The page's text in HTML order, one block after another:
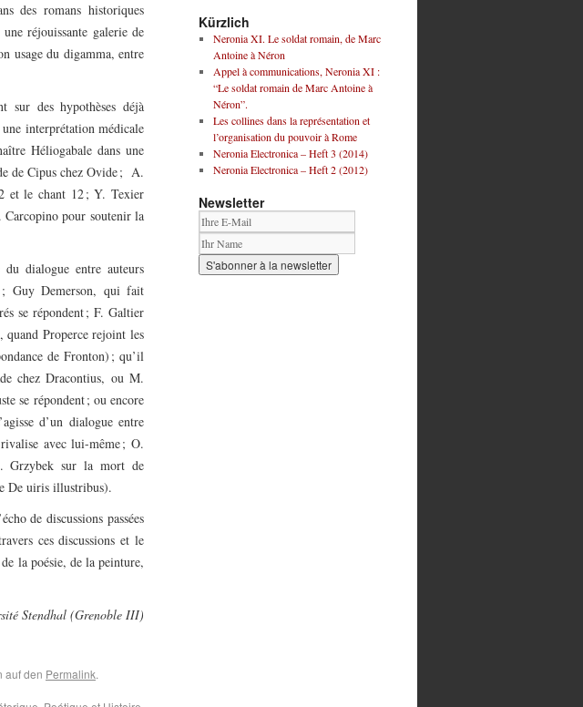
des romans historiques
réjouissante galerie de
usage du digamma, entre
sur des hypothèses déjà
interprétation médicale
Héliogabale dans une
de Cipus chez Ovide ; A.
et le chant 12 ; Y. Texier
Carcopino pour soutenir la
dialogue entre auteurs
; Guy Demerson, qui fait
se répondent ; F. Galtier
quand Properce rejoint les
de Fronton) ; qu’il
chez Dracontius, ou M.
se répondent ; ou encore
d’un dialogue entre
avec lui-même ; O.
Grzybek sur la mort de
De uiris illustribus).
de discussions passées
ces discussions et le
la poésie, de la peinture,
Stendhal (Grenoble III)
auf den Permalink.
Kürzlich
Neronia XI. Le soldat romain, de Marc
Antoine à Néron
Appel à communications, Neronia XI :
“Le soldat romain de Marc Antoine à
Néron”.
Les collines dans la représentation et
l’organisation du pouvoir à Rome
Neronia Electronica – Heft 3 (2014)
Neronia Electronica – Heft 2 (2012)
Newsletter